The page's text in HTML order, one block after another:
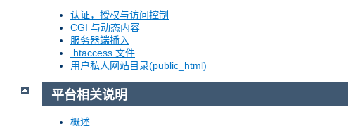
认证，授权与访问控制
CGI 与动态内容
服务器端插入
.htaccess 文件
用户私人网站目录(public_html)
平台相关说明
概述